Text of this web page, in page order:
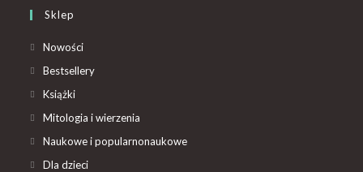
Sklep
Nowości
Bestsellery
Książki
Mitologia i wierzenia
Naukowe i popularnonaukowe
Dla dzieci